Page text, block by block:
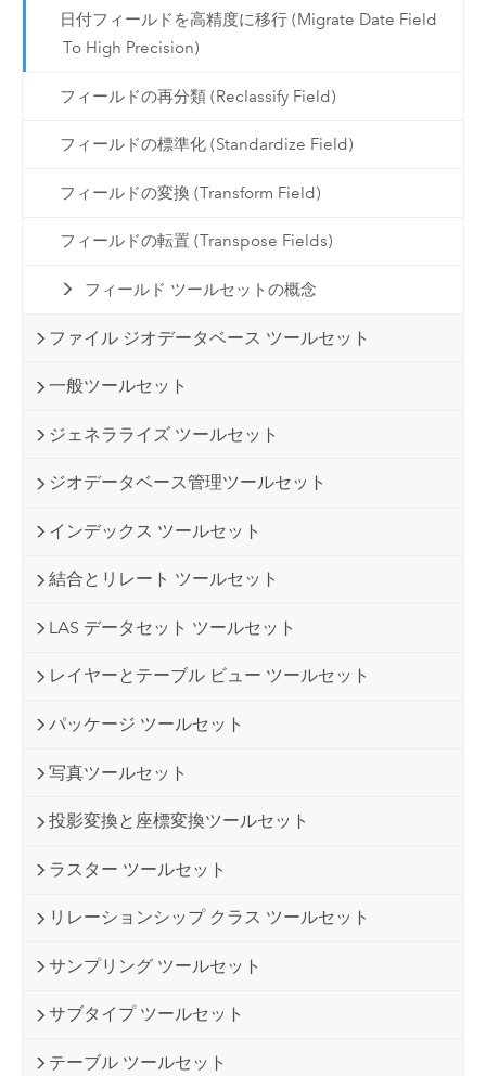
日付フィールドを高精度に移行 (Migrate Date Field
To High Precision)
フィールドの再分類 (Reclassify Field)
フィールドの標準化 (Standardize Field)
フィールドの変換 (Transform Field)
フィールドの転置 (Transpose Fields)
フィールド ツールセットの概念
ファイル ジオデータベース ツールセット
一般ツールセット
ジェネラライズ ツールセット
ジオデータベース管理ツールセット
インデックス ツールセット
結合とリレート ツールセット
LAS データセット ツールセット
レイヤーとテーブル ビュー ツールセット
パッケージ ツールセット
写真ツールセット
投影変換と座標変換ツールセット
ラスター ツールセット
リレーションシップ クラス ツールセット
サンプリング ツールセット
サブタイプ ツールセット
テーブル ツールセット